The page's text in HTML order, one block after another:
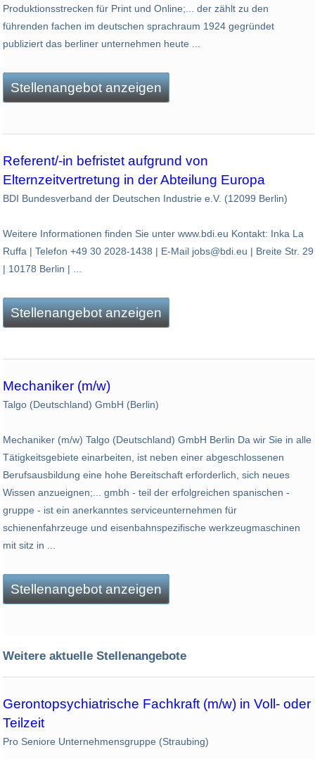
Produktionsstrecken für Print und Online;... der zählt zu den
führenden fachen im deutschen sprachraum 1924 gegründet
publiziert das berliner unternehmen heute ...
Stellenangebot anzeigen
Referent/-in befristet aufgrund von
Elternzeitvertretung in der Abteilung Europa
BDI Bundesverband der Deutschen Industrie e.V. (12099 Berlin)
Weitere Informationen finden Sie unter www.bdi.eu Kontakt: Inka La
Ruffa | Telefon +49 30 2028-1438 | E-Mail jobs@bdi.eu | Breite Str. 29
| 10178 Berlin | ...
Stellenangebot anzeigen
Mechaniker (m/w)
Talgo (Deutschland) GmbH (Berlin)
Mechaniker (m/w) Talgo (Deutschland) GmbH Berlin Da wir Sie in alle
Tätigkeitsgebiete einarbeiten, ist neben einer abgeschlossenen
Berufsausbildung eine hohe Bereitschaft erforderlich, sich neues
Wissen anzueignen;... gmbh - teil der erfolgreichen spanischen -
gruppe - ist ein anerkanntes serviceunternehmen für
schienenfahrzeuge und eisenbahnspezifische werkzeugmaschinen
mit sitz in ...
Stellenangebot anzeigen
Weitere aktuelle Stellenangebote
Gerontopsychiatrische Fachkraft (m/w) in Voll- oder
Teilzeit
Pro Seniore Unternehmensgruppe (Straubing)